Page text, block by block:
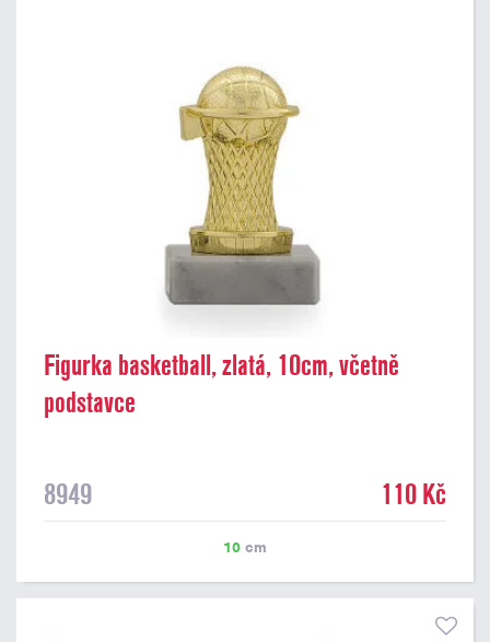
Figurka basketball, zlatá, 10cm, včetně
podstavce
8949 110 Kč
10 cm